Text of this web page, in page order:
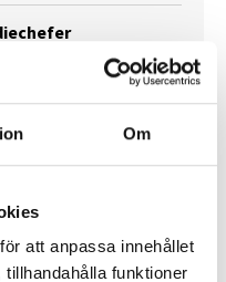
Om
att anpassa innehållet
funktioner